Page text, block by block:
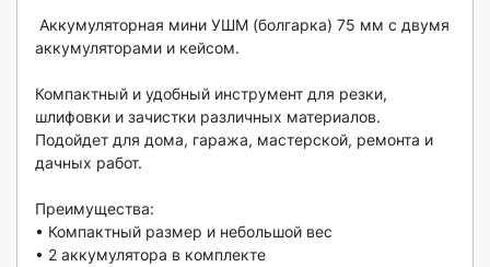
аккумуляторами и кейсом.
Компактный и удобный инструмент для резки,
шлифовки и зачистки различных материалов.
Подойдет для дома, гаража, мастерской, ремонта и
дачных работ.
Преимущества:
• Компактный размер и небольшой вес
• 2 аккумулятора в комплекте